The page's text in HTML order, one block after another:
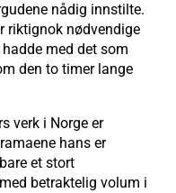
nådig innstilte.
riktignok nødvendige
med det som
den to timer lange
verk i Norge er
hans er
et stort
betraktelig volum i